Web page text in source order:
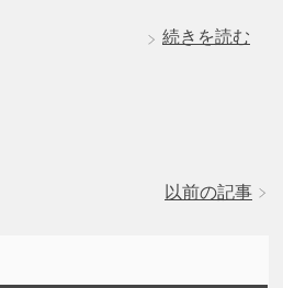
続きを読む
以前の記事